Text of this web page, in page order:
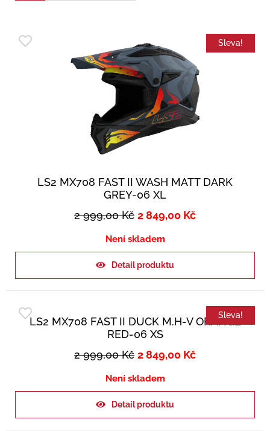
Sleva!
LS2 MX708 FAST II WASH MATT DARK
GREY-06 XL
2 999,00Kč 2 849,00 Kč
Není skladem
Detail produktu
Sleva!
LS2 MX708 FAST II DUCK M.H-V ORANGE
RED-06 XS
2 999,00Kč 2 849,00 Kč
Není skladem
Detail produktu